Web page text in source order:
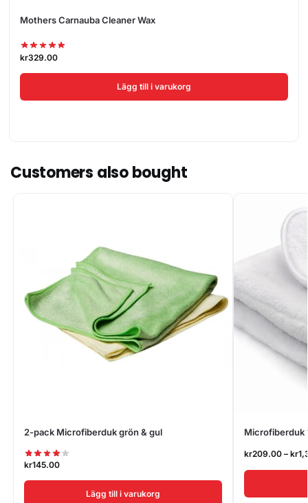
Mothers Carnauba Cleaner Wax
kr329.00
Lägg till i varukorg
Customers also bought
2-pack Microfiberduk grön & gul
kr145.00
Lägg till i varukorg
Microfiberduk
kr209.00 – kr